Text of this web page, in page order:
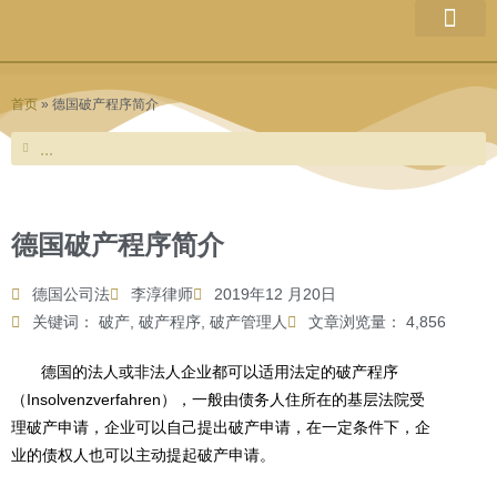
内
首页» 德国破产程序简介
Search
Search
德国破产程序简介
德国公司法 李淳律师
2019年12 月20日
关键词：
破产, 破产程序, 破产管理人 文章浏览量： 4,856
德国的法人或非法人企业都可以适用法定的破产程序
（Insolvenzverfahren），一般由债务人住所在的基层法院受
理破产申请，企业可以自己提出破产申请，在一定条件下，企
业的债权人也可以主动提起破产申请。